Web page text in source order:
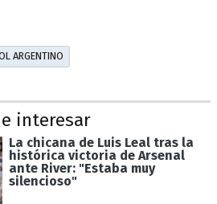
ARGENTINO
interesar
La chicana de Luis Leal tras la
histórica victoria de Arsenal
ante River: "Estaba muy
silencioso"